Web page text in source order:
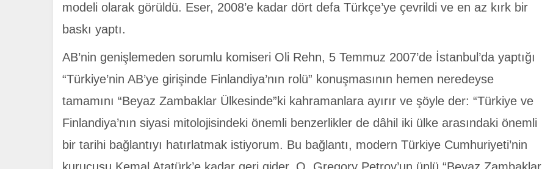
modeli olarak görüldü. Eser, 2008’e kadar dört defa Türkçe’ye çevrildi ve en az kırk bir
baskı yaptı.
AB’nin genişlemeden sorumlu komiseri Oli Rehn, 5 Temmuz 2007’de İstanbul’da yaptığı
“Türkiye’nin AB’ye girişinde Finlandiya’nın rolü” konuşmasının hemen neredeyse
tamamını “Beyaz Zambaklar Ülkesinde”ki kahramanlara ayırır ve şöyle der: “Türkiye ve
Finlandiya’nın siyasi mitolojisindeki önemli benzerlikler de dâhil iki ülke arasındaki önemli
bir tarihi bağlantıyı hatırlatmak istiyorum. Bu bağlantı, modern Türkiye Cumhuriyeti’nin